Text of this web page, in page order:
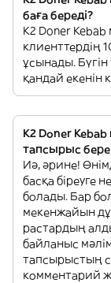
баға береді?
K2 Doner
клиенттердің
ұсынады.
қандай екенін
K2 Doner
тапсырыс
Иә, әрине!
басқа біреуге
болады. Бар
мекенжайын
растардың
байланыс
тапсырыстың
комментарий